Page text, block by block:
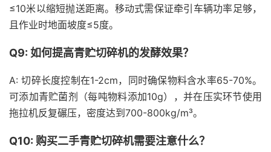
≤10米以缩短抛送距离。移动式需保证牵引车辆功率足够，
且作业时地面坡度≤5度。
Q9: 如何提高青贮切碎机的发酵效果？
A: 切碎长度控制在1-2cm，同时确保物料含水率65-70%。
可添加青贮菌剂（每吨物料添加10g），并在压实环节使用
拖拉机反复碾压，密度达到700-800kg/m³。
Q10: 购买二手青贮切碎机需要注意什么？